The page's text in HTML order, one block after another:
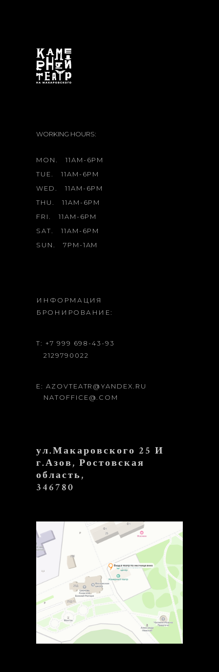
WORKING HOURS:
MON.
11AM-6PM
TUE.
11AM-6PM
WED.
11AM-6PM
THU.
11AM-6PM
FRI.
11AM-6PM
SAT.
11AM-6PM
SUN.
7PM-1AM
ИНФОРМАЦИЯ
БРОНИРОВАНИЕ:
T: +7 999 698-43-93
2129790022
E: AZOVTEATR@YANDEX.RU
NATOFFICE@.COM
ул.Макаровского 25 И
г.Азов, Ростовская
область,
346780